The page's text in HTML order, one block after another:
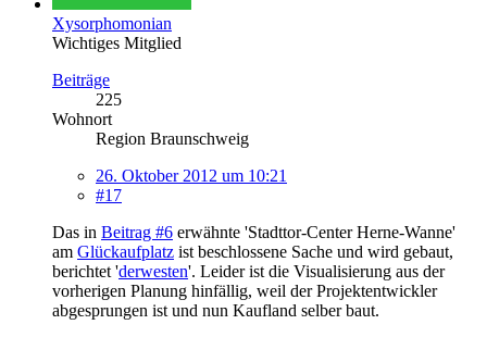
Xysorphomonian
Wichtiges Mitglied
Beiträge
225
Wohnort
Region Braunschweig
26. Oktober 2012 um 10:21
#17
Das in Beitrag #6 erwähnte 'Stadttor-Center Herne-Wanne'
am Glückaufplatz ist beschlossene Sache und wird gebaut,
berichtet 'derwesten'. Leider ist die Visualisierung aus der
vorherigen Planung hinfällig, weil der Projektentwickler
abgesprungen ist und nun Kaufland selber baut.